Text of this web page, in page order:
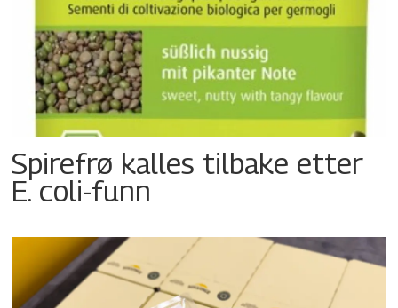
Spirefrø kalles tilbake etter
E. coli-funn